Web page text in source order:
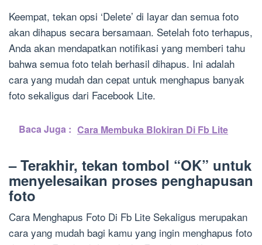
Keempat, tekan opsi ‘Delete’ di layar dan semua foto
akan dihapus secara bersamaan. Setelah foto terhapus,
Anda akan mendapatkan notifikasi yang memberi tahu
bahwa semua foto telah berhasil dihapus. Ini adalah
cara yang mudah dan cepat untuk menghapus banyak
foto sekaligus dari Facebook Lite.
Baca Juga : Cara Membuka Blokiran Di Fb Lite
– Terakhir, tekan tombol “OK” untuk
menyelesaikan proses penghapusan
foto
Cara Menghapus Foto Di Fb Lite Sekaligus merupakan
cara yang mudah bagi kamu yang ingin menghapus foto